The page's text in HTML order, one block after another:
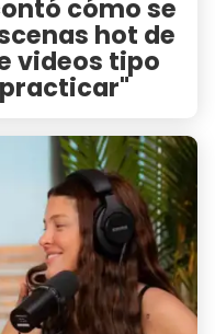
cómo se
hot de
videos tipo